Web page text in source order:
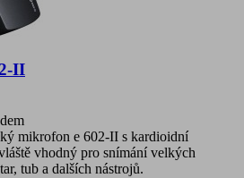
II
mikrofon e 602-II s kardioidní
vhodný pro snímání velkých
tub a dalších nástrojů.